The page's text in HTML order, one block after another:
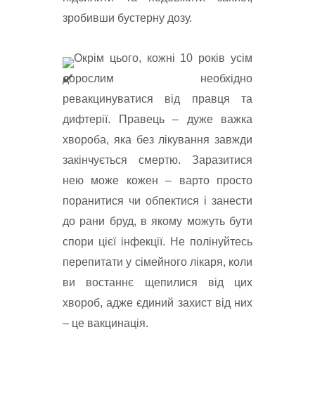
зробивши бустерну дозу.
Окрім цього, кожні 10 років усім
дорослим необхідно
ревакцинуватися від правця та
дифтерії. Правець – дуже важка
хвороба, яка без лікування завжди
закінчується смертю. Заразитися
нею може кожен – варто просто
поранитися чи обпектися і занести
до рани бруд, в якому можуть бути
спори цієї інфекції. Не полінуйтесь
перепитати у сімейного лікаря, коли
ви востаннє щепилися від цих
хвороб, адже єдиний захист від них
– це вакцинація.